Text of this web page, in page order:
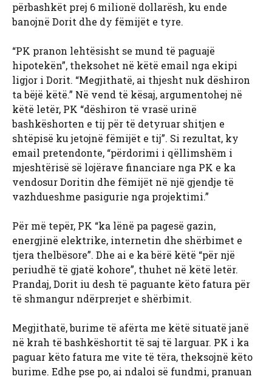
përbashkët prej 6 milionë dollarësh, ku ende
banojnë Dorit dhe dy fëmijët e tyre.
“PK pranon lehtësisht se mund të paguajë
hipotekën”, theksohet në këtë email nga ekipi
ligjor i Dorit. “Megjithatë, ai thjesht nuk dëshiron
ta bëjë këtë.” Në vend të kësaj, argumentohej në
këtë letër, PK “dëshiron të vrasë urinë
bashkëshorten e tij për të detyruar shitjen e
shtëpisë ku jetojnë fëmijët e tij”. Si rezultat, ky
email pretendonte, “përdorimi i qëllimshëm i
mjeshtërisë së lojërave financiare nga PK e ka
vendosur Doritin dhe fëmijët në një gjendje të
vazhdueshme pasigurie nga projektimi.”
Për më tepër, PK “ka lënë pa pagesë gazin,
energjinë elektrike, internetin dhe shërbimet e
tjera thelbësore”. Dhe ai e ka bërë këtë “për një
periudhë të gjatë kohore”, thuhet në këtë letër.
Prandaj, Dorit iu desh të paguante këto fatura për
të shmangur ndërprerjet e shërbimit.
Megjithatë, burime të afërta me këtë situatë janë
në krah të bashkëshortit të saj të larguar. PK i ka
paguar këto fatura me vite të tëra, theksojnë këto
burime. Edhe pse po, ai ndaloi së fundmi, pranuan